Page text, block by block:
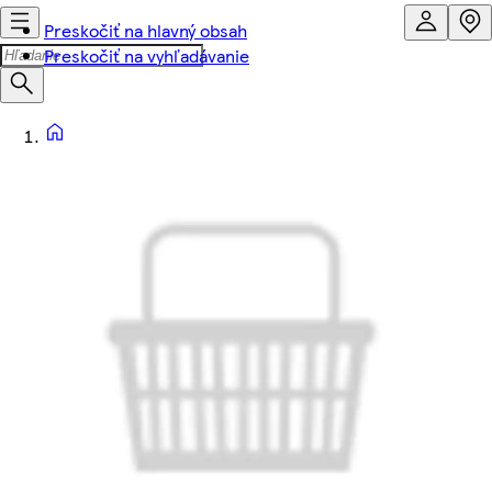
Preskočiť na hlavný obsah
Preskočiť na vyhľadávanie